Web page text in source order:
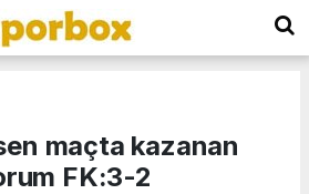
maçta kazanan
FK:3-2